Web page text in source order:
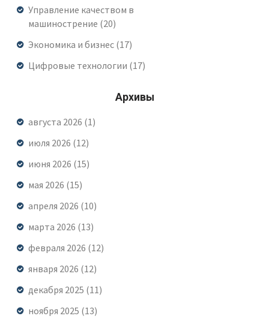
Управление качеством в
машинострение (20)
Экономика и бизнес (17)
Цифровые технологии (17)
Архивы
августа 2026 (1)
июля 2026 (12)
июня 2026 (15)
мая 2026 (15)
апреля 2026 (10)
марта 2026 (13)
февраля 2026 (12)
января 2026 (12)
декабря 2025 (11)
ноября 2025 (13)